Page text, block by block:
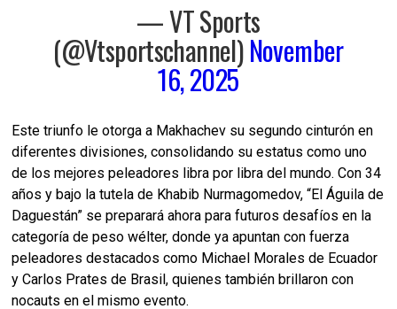
— VT Sports
(@Vtsportschannel)November
16, 2025
Este triunfo le otorga a Makhachev su segundo cinturón en
diferentes divisiones, consolidando su estatus como uno
de los mejores peleadores libra por libra del mundo. Con 34
años y bajo la tutela de Khabib Nurmagomedov, “El Águila de
Daguestán” se preparará ahora para futuros desafíos en la
categoría de peso wélter, donde ya apuntan con fuerza
peleadores destacados como Michael Morales de Ecuador
y Carlos Prates de Brasil, quienes también brillaron con
nocauts en el mismo evento.